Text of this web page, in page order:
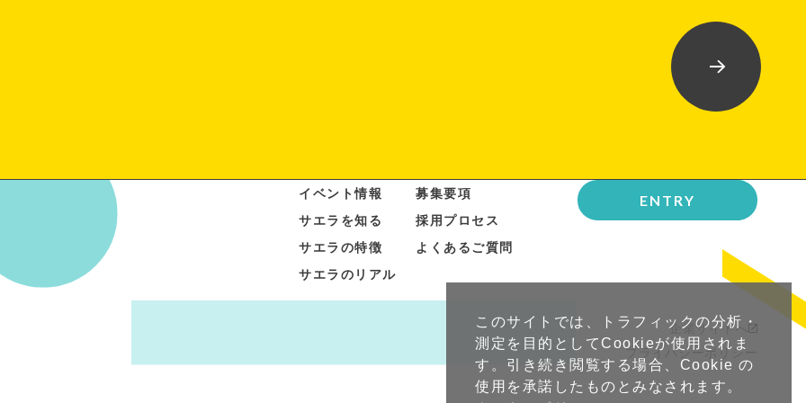
イベント情報
サエラを知る
サエラの特徴
サエラのリアル
募集要項
採用プロセス
よくあるご質問
ENTRY
企業サイトへ
プライバシーポリシー
このサイトでは、トラフィックの分析・
測定を目的としてCookieが使用されま
す。引き続き閲覧する場合、Cookie の
使用を承諾したものとみなされます。